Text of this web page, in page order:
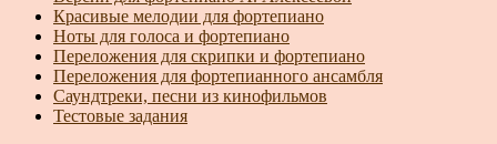
Красивые мелодии для фортепиано
Ноты для голоса и фортепиано
Переложения для скрипки и фортепиано
Переложения для фортепианного ансамбля
Саундтреки, песни из кинофильмов
Тестовые задания